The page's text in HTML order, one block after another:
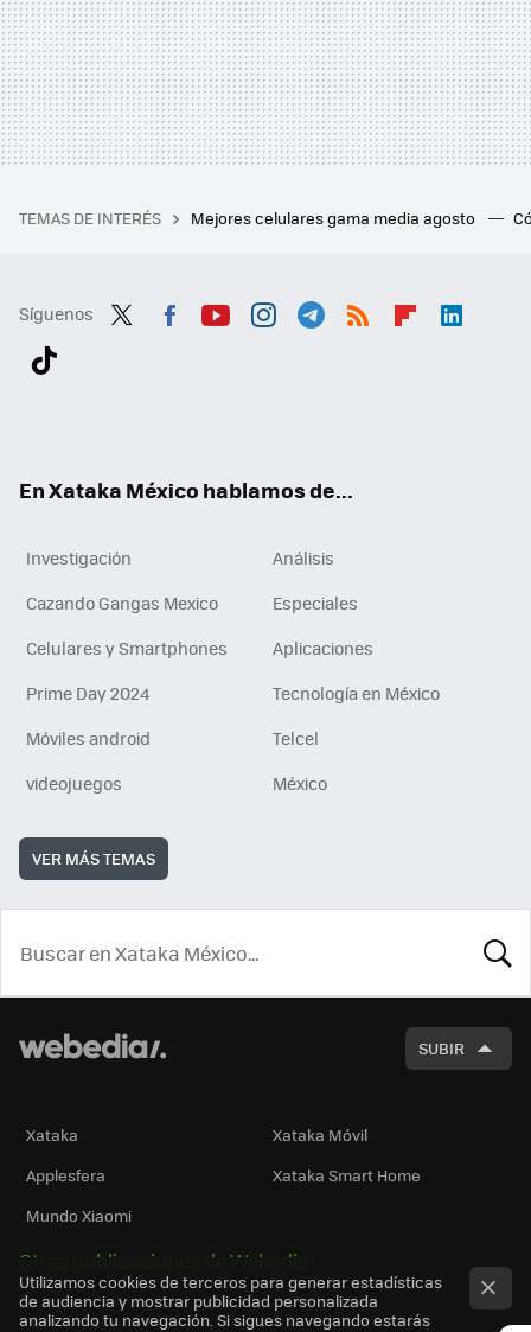
TEMAS DE INTERÉS Mejores celulares gama media agosto
Síguenos
En Xataka México hablamos de...
Investigación
Análisis
Cazando Gangas Mexico
Especiales
Celulares y Smartphones
Aplicaciones
Prime Day 2024
Tecnología en México
Móviles android
Telcel
videojuegos
México
VER MÁS TEMAS
SUBIR
Xataka
Xataka Móvil
Applesfera
Xataka Smart Home
Mundo Xiaomi
Otras publicaciones de Webedia
Utilizamos cookies de terceros para generar estadísticas
de audiencia y mostrar publicidad personalizada
analizando tu navegación. Si sigues navegando estarás